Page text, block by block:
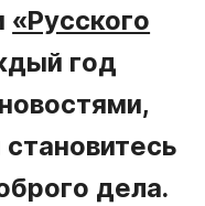
«Русского
год
дела.